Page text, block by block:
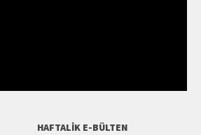
HAFTALIK E-BÜLTEN